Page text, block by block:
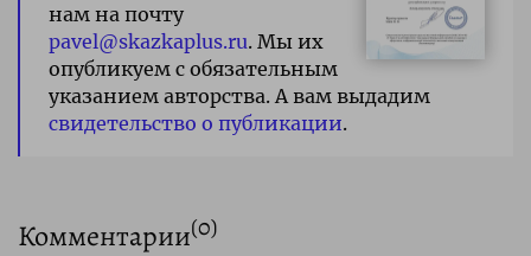
нам на почту
pavel@skazkaplus.ru. Мы их
опубликуем с обязательным
указанием авторства. А вам выдадим
свидетельство о публикации.
Комментарии(0)